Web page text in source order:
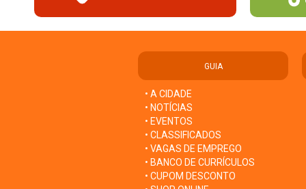
GUIA
• A CIDADE
• NOTÍCIAS
• EVENTOS
• CLASSIFICADOS
• VAGAS DE EMPREGO
• BANCO DE CURRÍCULOS
• CUPOM DESCONTO